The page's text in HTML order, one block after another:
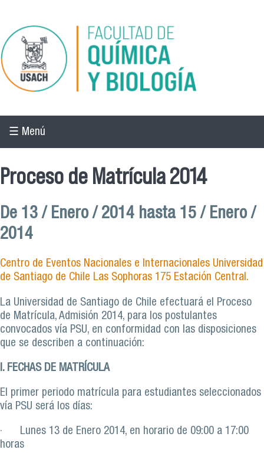
Pasar al contenido principal
☰ Menú
Proceso de Matrícula 2014
De 13 / Enero / 2014 hasta 15 / Enero /
2014
Centro de Eventos Nacionales e Internacionales Universidad
de Santiago de Chile Las Sophoras 175 Estación Central.
La Universidad de Santiago de Chile efectuará el Proceso
de Matrícula, Admisión 2014, para los postulantes
convocados vía PSU, en conformidad con las disposiciones
que se describen a continuación:
I. FECHAS DE MATRÍCULA
El primer periodo matrícula para estudiantes seleccionados
vía PSU será los días:
· Lunes 13 de Enero 2014, en horario de 09:00 a 17:00
horas